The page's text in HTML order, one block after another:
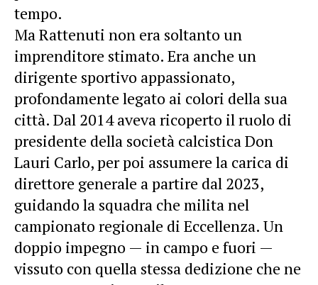
tempo.
Ma Rattenuti non era soltanto un
imprenditore stimato. Era anche un
dirigente sportivo appassionato,
profondamente legato ai colori della sua
città. Dal 2014 aveva ricoperto il ruolo di
presidente della società calcistica Don
Lauri Carlo, per poi assumere la carica di
direttore generale a partire dal 2023,
guidando la squadra che milita nel
campionato regionale di Eccellenza. Un
doppio impegno — in campo e fuori —
vissuto con quella stessa dedizione che ne